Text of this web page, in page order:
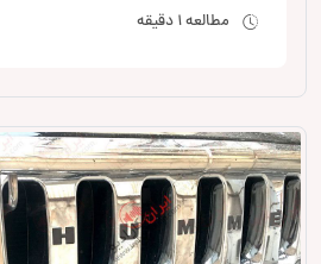
مطالعه 1 دقیقه